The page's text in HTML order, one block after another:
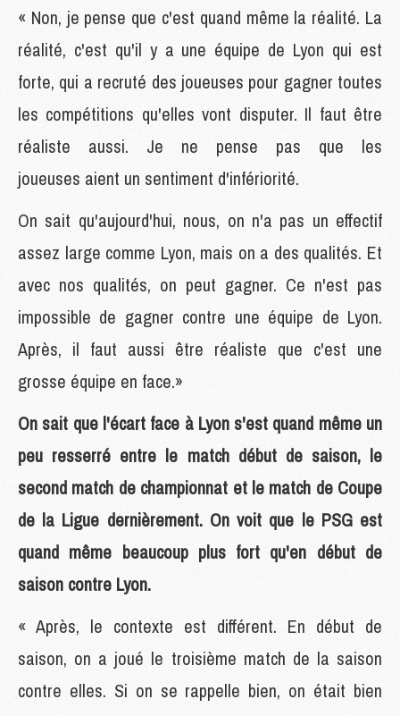
« Non, je pense que c'est quand même la réalité. La
réalité, c'est qu'il y a une équipe de Lyon qui est
forte, qui a recruté des joueuses pour gagner toutes
les compétitions qu'elles vont disputer. Il faut être
réaliste aussi. Je ne pense pas que les
joueuses aient un sentiment d'infériorité.
On sait qu'aujourd'hui, nous, on n'a pas un effectif
assez large comme Lyon, mais on a des qualités. Et
avec nos qualités, on peut gagner. Ce n'est pas
impossible de gagner contre une équipe de Lyon.
Après, il faut aussi être réaliste que c'est une
grosse équipe en face.»
On sait que l'écart face à Lyon s'est quand même un
peu resserré entre le match début de saison, le
second match de championnat et le match de Coupe
de la Ligue dernièrement. On voit que le PSG est
quand même beaucoup plus fort qu'en début de
saison contre Lyon.
« Après, le contexte est différent. En début de
saison, on a joué le troisième match de la saison
contre elles. Si on se rappelle bien, on était bien